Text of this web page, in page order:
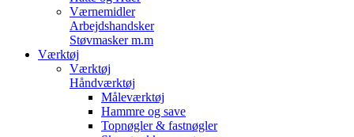
Værnemidler
Arbejdshandsker
Støvmasker m.m
Værktøj
Værktøj
Håndværktøj
Måleværktøj
Hammre og save
Topnøgler & fastnøgler